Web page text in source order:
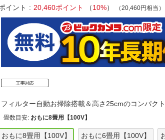
ご利用ガイド
よくある質問・お問合せ
ご利用規約
イント
20,460ポイント （10%） （20,460円相当）
フィルター自動お掃除搭載＆高さ25cmのコンパ
畳数目安: おもに8畳用【100V】
おもに8畳用【100V】 おもに6畳用【100V】